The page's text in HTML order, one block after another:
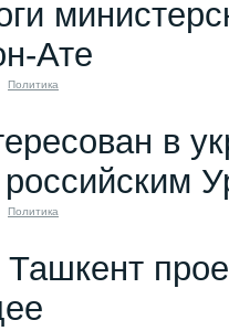
Ате
Политика
в
российским
Политика